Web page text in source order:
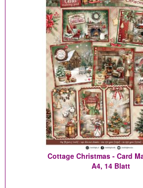
Cottage Christmas - Card
A4, 14 Blatt